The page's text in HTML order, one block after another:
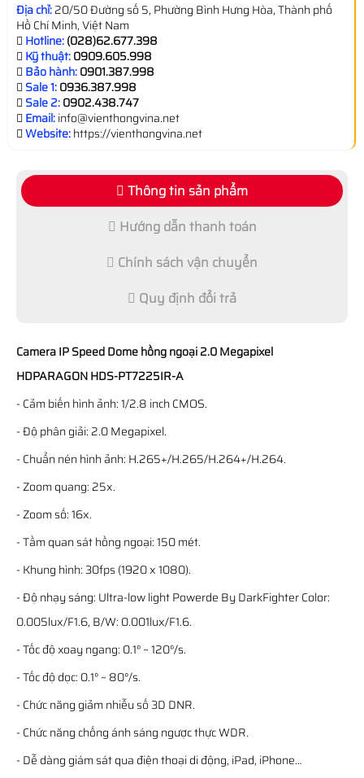
Địa chỉ:20/50 Đường số 5, Phường Bình Hưng Hòa, Thành phố
Hồ Chí Minh, Việt Nam
Hotline:(028)62.677.398
Kỹ thuật:0909.605.998
Bảo hành:0901.387.998
Sale 1:0936.387.998
Sale 2:0902.438.747
Email:info@vienthongvina.net
Website:https://vienthongvina.net
Thông tin sản phẩm
Hướng dẫn thanh toán
Chính sách vận chuyển
Quy định đổi trả
Camera IP Speed Dome hồng ngoại 2.0 Megapixel
HDPARAGON HDS-PT7225IR-A
- Cảm biến hình ảnh: 1/2.8 inch CMOS.
- Độ phân giải: 2.0 Megapixel.
- Chuẩn nén hình ảnh: H.265+/H.265/H.264+/H.264.
- Zoom quang: 25x.
- Zoom số: 16x.
- Tầm quan sát hồng ngoại: 150 mét.
- Khung hình: 30fps (1920 x 1080).
- Độ nhạy sáng: Ultra-low light Powerde By DarkFighter Color:
0.005lux/F1.6, B/W: 0.001lux/F1.6.
- Tốc độ xoay ngang: 0.1° ~ 120°/s.
- Tốc độ dọc: 0.1° ~ 80°/s.
- Chức năng giảm nhiễu số 3D DNR.
- Chức năng chống ánh sáng ngược thực WDR.
- Dễ dàng giám sát qua điện thoại di động, iPad, iPhone…